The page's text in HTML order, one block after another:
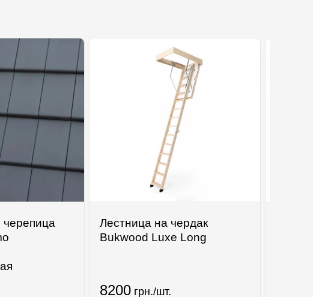
черепицa
Лестница на чердак
Bukwood Luxe Long
8200грн./шт.